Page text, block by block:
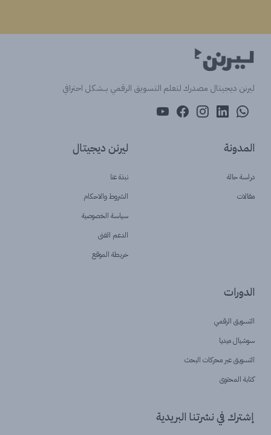
ليرنن ديجيتال مصدرك لتعلم التسويق الرقمي بــشكل احترافي
المدونة
دراسة حالة
مقالات
ليرنن ديجيتال
نبذة عنا
الشروط والاحكام
سياسة الخصوصية
الدعم الفنى
خريطة الموقع
الدورات
التسويق الرقمي
سوشيال ميديا
التسويق عبر محركات البحث
كتابة المحتوى
إشترك في نشرتنا البريدية